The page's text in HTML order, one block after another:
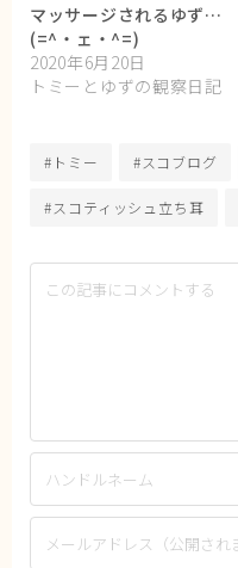
マッサージされるゆず…
(=^・ェ・^=)
2020年6月20日
トミーとゆずの観察日記
#トミー #スコブログ
#スコティッシュ立ち耳